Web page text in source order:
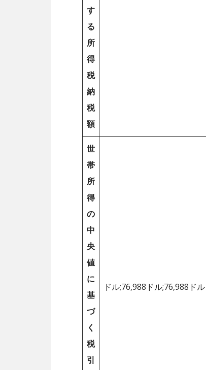
す
る
所
得
税
納
税
額
世
帯
所
得
の
中
央
値
に
基
づ
く
税
引
ドル;76,988ドル;76,988ドル